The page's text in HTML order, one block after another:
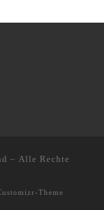
– Alle Rechte
Theme